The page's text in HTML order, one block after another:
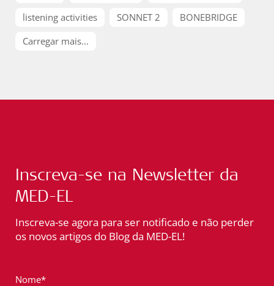
listening activities
SONNET 2
BONEBRIDGE
Carregar mais...
Inscreva-se na Newsletter da
MED-EL
Inscreva-se agora para ser notificado e não perder
os novos artigos do Blog da MED-EL!
Nome*